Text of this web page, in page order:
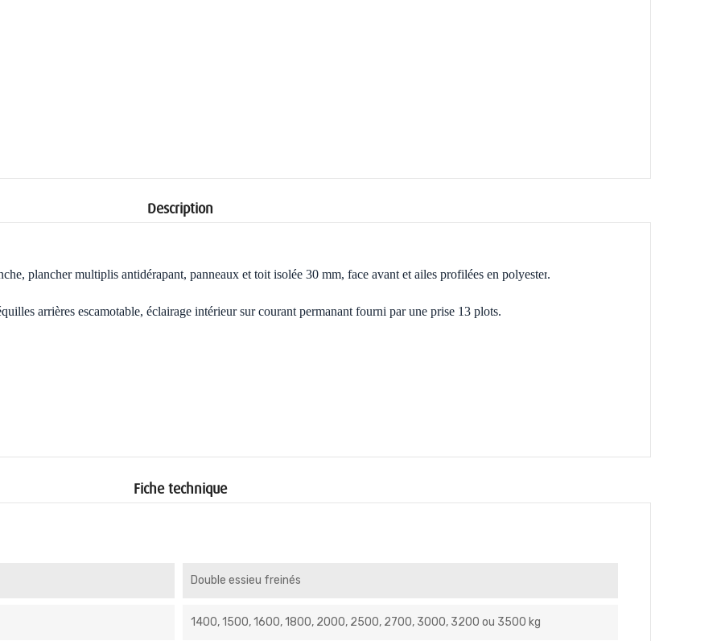
Description
plancher multiplis antidérapant, panneaux et toit isolée 30 mm, face avant et ailes profilées en polyester.
arrières escamotable, éclairage intérieur sur courant permanant fourni par une prise 13 plots.
Fiche technique
Double essieu freinés
1400, 1500, 1600, 1800, 2000, 2500, 2700, 3000, 3200 ou 3500 kg